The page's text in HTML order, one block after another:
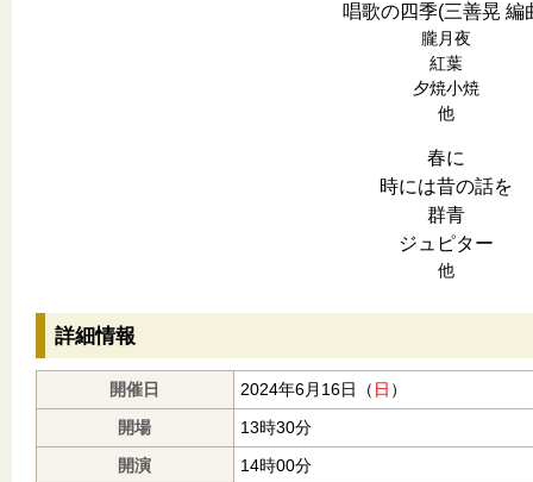
唱歌の四季(三善晃 編
朧月夜
紅葉
夕焼小焼
他
春に
時には昔の話を
群青
ジュピター
他
詳細情報
開催日 2024年6月16日（ 日 ）
開場
13時30分
開演
14時00分